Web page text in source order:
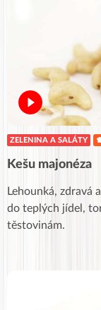
ZELENINA A SALÁTY
Kešu majonéza
Lehounká, zdravá
do teplých jídel,
těstovinám.